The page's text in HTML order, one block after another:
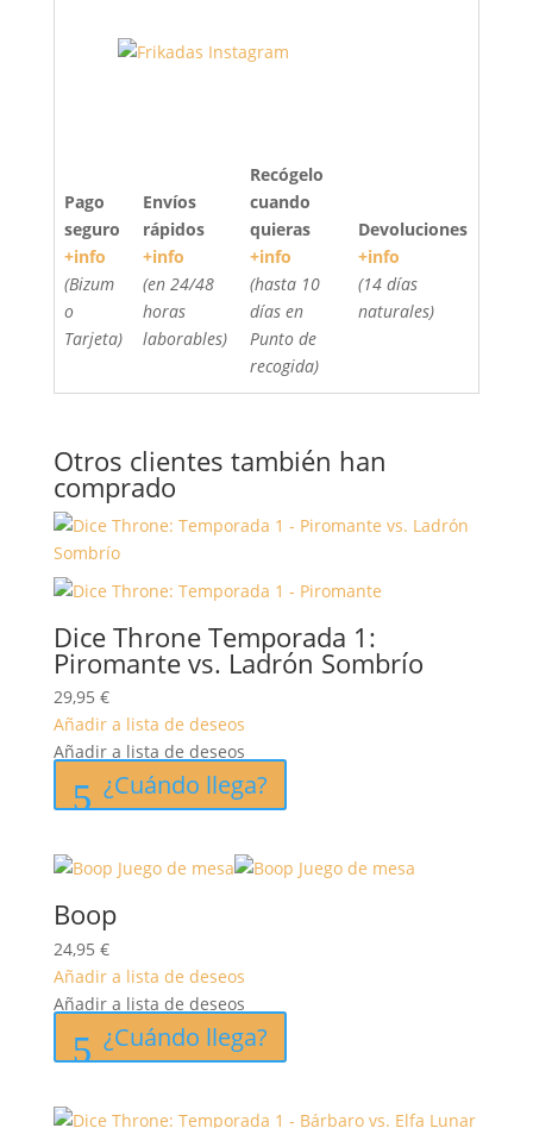
Pago
seguro
+info
(Bizum
o
Tarjeta)
Envíos
rápidos
+info
(en 24/48
horas
laborables)
Recógelo
cuando
quieras
+info
(hasta 10
días en
Punto de
recogida)
Devoluciones
+info
(14 días
naturales)
Otros clientes también han
comprado
Dice Throne Temporada 1:
Piromante vs. Ladrón Sombrío
29,95 €
Añadir a lista de deseos
Añadir a lista de deseos
¿Cuándo llega?
Boop
24,95 €
Añadir a lista de deseos
Añadir a lista de deseos
¿Cuándo llega?